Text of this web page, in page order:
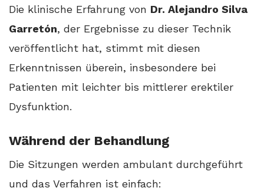
Die klinische Erfahrung von Dr. Alejandro Silva
Garretón, der Ergebnisse zu dieser Technik
veröffentlicht hat, stimmt mit diesen
Erkenntnissen überein, insbesondere bei
Patienten mit leichter bis mittlerer erektiler
Dysfunktion.
Während der Behandlung
Die Sitzungen werden ambulant durchgeführt
und das Verfahren ist einfach: